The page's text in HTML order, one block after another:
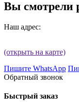
Вы смотрели
Наш адрес:
(открыть на карте)
Пишите WhatsApp
Обратный звонок
Быстрый заказ